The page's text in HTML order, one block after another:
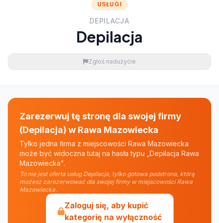
USŁUGI
DEPILACJA
Depilacja
Zgłoś nadużycie
Zarezerwuj tę stronę dla swojej firmy
(Depilacja) w Rawa Mazowiecka
Tylko jedna firma z miejscowości Rawa Mazowiecka
może być widoczna tutaj na hasła typu „Depilacja Rawa
Mazowiecka".
To nie jest oferta usług Depilacja, tylko gotowa podstrona, którą
możesz zarezerwować dla swojej firmy w miejscowości Rawa
Mazowiecka.
Zaloguj się, aby kupić
kategorię na wyłączność